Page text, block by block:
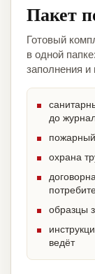
Пакет
Готовый
в одной
заполнения и
до
охрана
образцы
ведёт